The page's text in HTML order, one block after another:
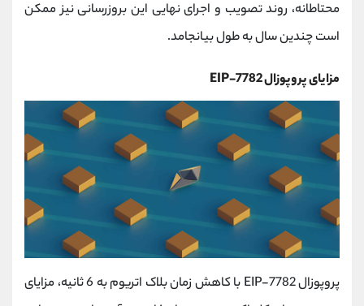
محتاطانه، روند تصویب و اجرای نهایی این بروزرسانی نیز ممکن
است چندین سال به طول بیانجامد.
مزایای پروپوزال EIP-7782
پروپوزال EIP-7782 با کاهش زمان بلاک اتریوم به 6 ثانیه، مزایای